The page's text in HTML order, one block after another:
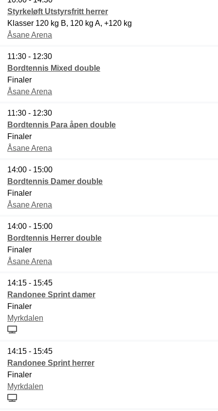
Styrkeløft Utstyrsfritt herrer
Klasser 120 kg B, 120 kg A, +120 kg
Åsane Arena
11:30 - 12:30
Bordtennis Mixed double
Finaler
Åsane Arena
11:30 - 12:30
Bordtennis Para åpen double
Finaler
Åsane Arena
14:00 - 15:00
Bordtennis Damer double
Finaler
Åsane Arena
14:00 - 15:00
Bordtennis Herrer double
Finaler
Åsane Arena
14:15 - 15:45
Randonee Sprint damer
Finaler
Myrkdalen
14:15 - 15:45
Randonee Sprint herrer
Finaler
Myrkdalen